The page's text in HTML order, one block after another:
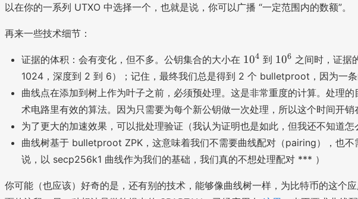
以在你的一系列 UTXO 中选择一个，也就是说，你可以广播 “一定范围内的数额”。
再来一些技术细节：
证据的体积：会有变化，但不多。公钥集合的大小在 1
0
4
104 到 1
0
^
6
106 之间时，证据
1024，深度到 2 到 6）；记住，最终我们总是得到 2 个 bulletproot，因为一
曲线点在添加到树上作为叶子之前，必须预处理。这是非常重度的计算。处理
术电路里有效的算法。因为只需要为每个新公钥做一次处理，所以这个时间开
为了更大的加速效果，可以批处理验证（我认为证明也是如此，但我还不知道
曲线树基于 bulletproot ZPK，这意味着我们不需要曲线配对（pairing），也
说，以 secp256k1 曲线作为我们的基础，我们真的不想处理配对 *** ）
你可能（也应该）好奇的是，还有别的技术，能够像曲线树一样，为比特币的这